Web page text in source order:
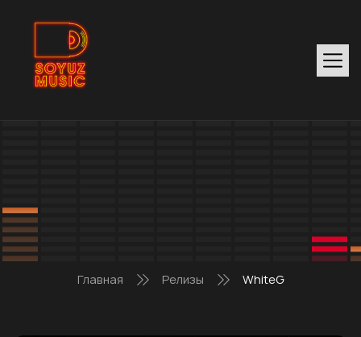
Главная Релизы WhiteG